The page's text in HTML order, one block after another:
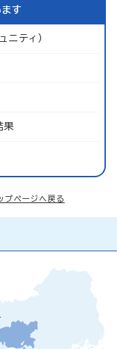
す
ニティ）
果
プページへ戻る